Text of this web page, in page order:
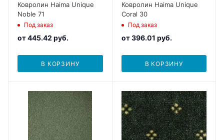
Ковролин Haima Unique
Noble 71
Под заказ
от445.42 руб.
В КОРЗИНУ
Ковролин Haima Unique
Coral 30
Под заказ
от396.01 руб.
В КОРЗИНУ